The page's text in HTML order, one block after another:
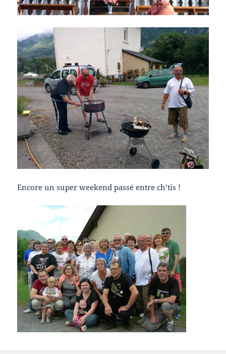
Encore un super weekend passé entre ch’tis !